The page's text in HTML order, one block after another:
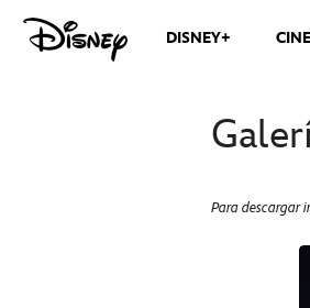
DISNEY+
Para descargar